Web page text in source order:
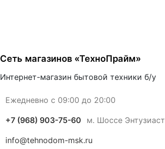
Сеть магазинов «ТехноПрайм»
Интернет-магазин бытовой техники б/у
Ежедневно с 09:00 до 20:00
+7 (968) 903-75-60 м. Шоссе
info@tehnodom-msk.ru